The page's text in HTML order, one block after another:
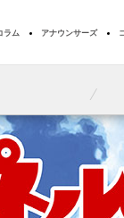
ラム アナウンサーズ
２時間ＳＰ